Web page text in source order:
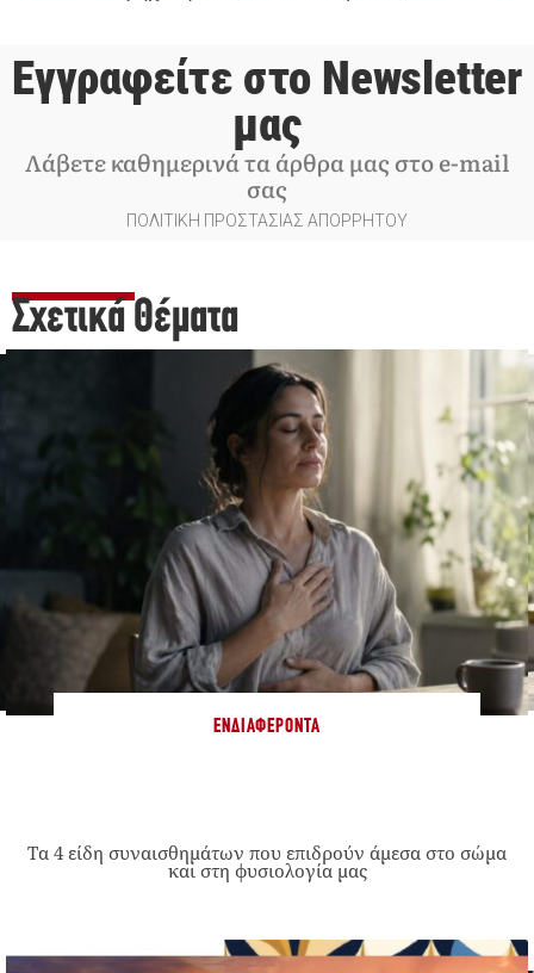
Εγγραφείτε στο Newsletter
μας
Λάβετε καθημερινά τα άρθρα μας στο e-mail
σας
ΠΟΛΙΤΙΚΗ ΠΡΟΣΤΑΣΙΑΣ ΑΠΟΡΡΗΤΟΥ
Σχετικά Θέματα
ΕΝΔΙΑΦΈΡΟΝΤΑ
Τα 4 είδη συναισθημάτων που επιδρούν άμεσα στο σώμα
και στη φυσιολογία μας